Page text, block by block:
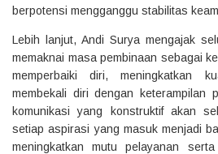
berpotensi mengganggu stabilitas
Lebih lanjut, Andi Surya mengajak
memaknai masa pembinaan sebagai
memperbaiki diri, meningkatkan
membekali diri dengan keterampilan
komunikasi yang konstruktif akan
setiap aspirasi yang masuk menjadi
meningkatkan mutu pelayanan